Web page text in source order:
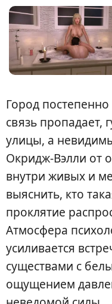
Город
связь пропадает,
улицы, а
Окридж-Вэлли от
внутри живых и
выяснить, кто
проклятие
Атмосфера
усиливается
существами с
ощущением